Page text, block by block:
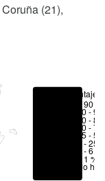
(21),
Porcentajes
> 90 %
80 -
70 -
50 -
25 -
6 - 25
1 - 6 %
< 1 %
No hay